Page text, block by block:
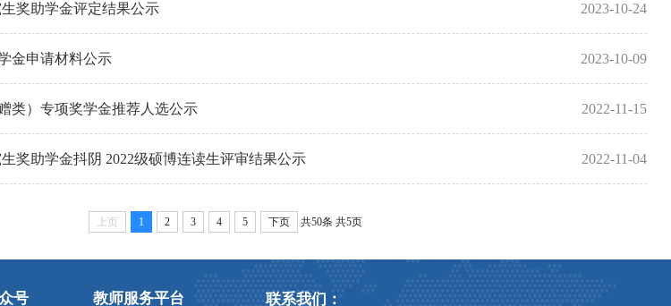
奖助学金评定结果公示 2023-10-24
金申请材料公示 2023-10-09
类）专项奖学金推荐人选公示 2022-11-15
奖助学金抖阴 2022级硕博连读生评审结果公示 2022-11-04
上页 1 2 3 4 5 下页 共50条 共5页
号 教师服务平台 联系我们：